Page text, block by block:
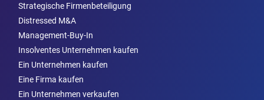
Strategische Firmenbeteiligung
Distressed M&A
Management-Buy-In
Insolventes Unternehmen kaufen
Ein Unternehmen kaufen
Eine Firma kaufen
Ein Unternehmen verkaufen